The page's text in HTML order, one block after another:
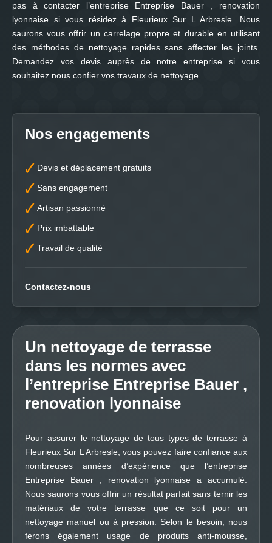
pas à contacter l’entreprise Entreprise Bauer , renovation
lyonnaise si vous résidez à Fleurieux Sur L Arbresle. Nous
saurons vous offrir un carrelage propre et durable en utilisant
des méthodes de nettoyage rapides sans affecter les joints.
Demandez vos devis auprès de notre entreprise si vous
souhaitez nous confier vos travaux de nettoyage.
Nos engagements
Devis et déplacement gratuits
Sans engagement
Artisan passionné
Prix imbattable
Travail de qualité
Contactez-nous
Un nettoyage de terrasse
dans les normes avec
l’entreprise Entreprise Bauer ,
renovation lyonnaise
Pour assurer le nettoyage de tous types de terrasse à
Fleurieux Sur L Arbresle, vous pouvez faire confiance aux
nombreuses années d’expérience que l’entreprise
Entreprise Bauer , renovation lyonnaise a accumulé.
Nous saurons vous offrir un résultat parfait sans ternir les
matériaux de votre terrasse que ce soit pour un
nettoyage manuel ou à pression. Selon le besoin, nous
ferons également usage de produits anti-mousse,